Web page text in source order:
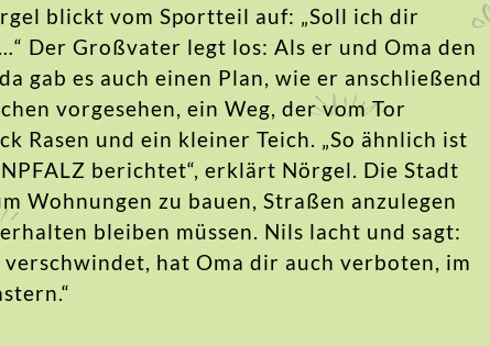
blickt vom Sportteil auf: „Soll ich dir
Der Großvater legt los: Als er und Oma den
gab es auch einen Plan, wie er anschließend
vorgesehen, ein Weg, der vom Tor
Rasen und ein kleiner Teich. „So ähnlich ist
berichtet“, erklärt Nörgel. Die Stadt
Wohnungen zu bauen, Straßen anzulegen
bleiben müssen. Nils lacht und sagt:
hat Oma dir auch verboten, im